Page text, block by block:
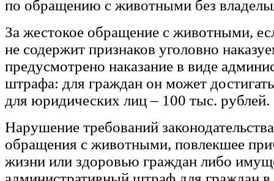
по обращению с животными без
За жестокое обращение с животными,
не содержит признаков уголовно
предусмотрено наказание в виде
штрафа: для граждан он может
для юридических лиц – 100 тыс. рублей.
Нарушение требований
обращения с животными, повлекшее
жизни или здоровью граждан либо